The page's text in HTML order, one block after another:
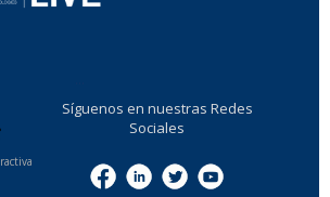
Síguenos en nuestras Redes
Sociales